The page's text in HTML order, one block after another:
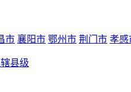
市 襄阳市 鄂州市 荆门市 孝感
县级